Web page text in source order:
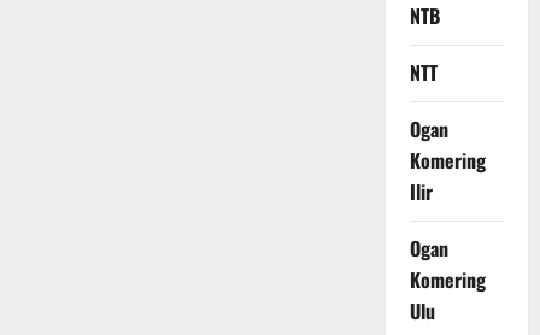
NTB
NTT
Ogan
Komering
Ilir
Ogan
Komering
Ulu